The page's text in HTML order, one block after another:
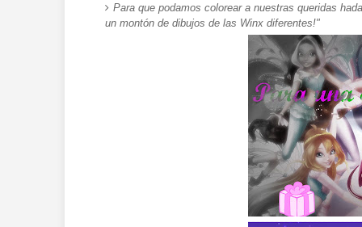
Para que podamos colorear a nuestras queridas
un montón de dibujos de las Winx diferentes!"